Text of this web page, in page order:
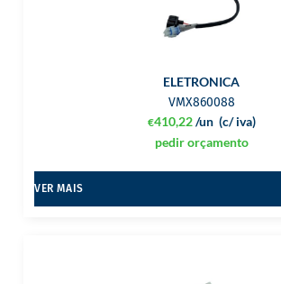
ELETRONICA
VMX860088
€410,22 (c/ iva)
/un
pedir orçamento
VER MAIS